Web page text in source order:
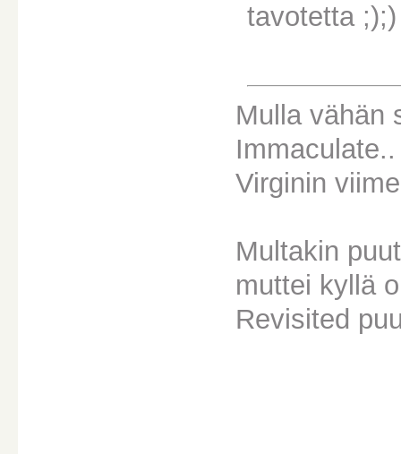
tavotetta
Mulla vähän
Virginin
Multakin
muttei kyllä
Revisited